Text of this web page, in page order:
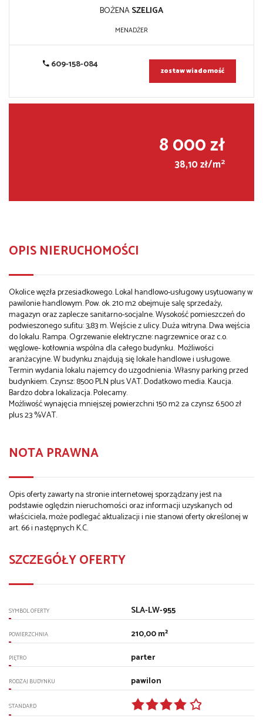
BOŻENASZELIGA
MENADŻER
609-158-084 zostaw wiadomość
8 000 zł
38,10 zł/m2
OPIS NIERUCHOMOŚCI
Okolice węzła przesiadkowego. Lokal handlowo-usługowy usytuowany w
pawilonie handlowym. Pow. ok. 210 m2 obejmuje salę sprzedaży,
magazyn oraz zaplecze sanitarno-socjalne. Wysokość pomieszczeń do
podwieszonego sufitu: 3,83 m. Wejście z ulicy. Duża witryna. Dwa wejścia
do lokalu. Rampa. Ogrzewanie elektryczne: nagrzewnice oraz c.o.
węglowe- kotłownia wspólna dla całego budynku. Możliwości
aranżacyjne. W budynku znajdują się lokale handlowe i usługowe.
Termin wydania lokalu najemcy do uzgodnienia. Własny parking przed
budynkiem. Czynsz: 8500 PLN plus VAT. Dodatkowo media. Kaucja.
Bardzo dobra lokalizacja. Polecamy.
Możliwość wynajęcia mniejszej powierzchni 150 m2 za czynsz 6.500 zł
plus 23 %VAT.
NOTA PRAWNA
Opis oferty zawarty na stronie internetowej sporządzany jest na
podstawie oględzin nieruchomości oraz informacji uzyskanych od
właściciela, może podlegać aktualizacji i nie stanowi oferty określonej w
art. 66 i następnych K.C.
SZCZEGÓŁY OFERTY
SYMBOL OFERTY SLA-LW-955
POWIERZCHNIA 210,00 m²
PIĘTRO parter
RODZAJ BUDYNKU pawilon
STANDARD